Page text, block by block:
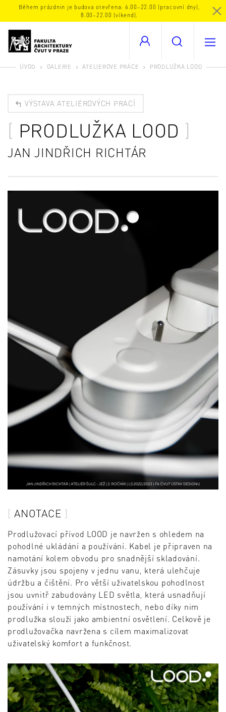
Během prázdnin je budova otevřena: 6.00–22.00 (pracovní dny),
8.00–22.00 (víkend).
ÚVOD GALERIE ATELIÉROVÉ PRÁCE PRODLUŽKA LOOD
VÝSTAVA ATELIÉROVÝCH PRACÍ
PRODLUŽKA LOOD
JAN JINDŘICH RICHTÁR
ANOTACE
Prodlužovací přívod LOOD je navržen s ohledem na
pohodlné ukládání a používání. Kabel je připraven na
namotání kolem obvodu pro snadnější skladování.
Zásuvky jsou spojeny v jednu vanu, která ulehčuje
údržbu a čištění. Pro větší uživatelskou pohodlnost
jsou uvnitř zabudovány LED světla, která usnadňují
používání i v temných místnostech, nebo díky nim
prodlužka slouží jako ambientní osvětlení. Celkově je
prodlužovačka navržena s cílem maximalizovat
uživatelský komfort a funkčnost.